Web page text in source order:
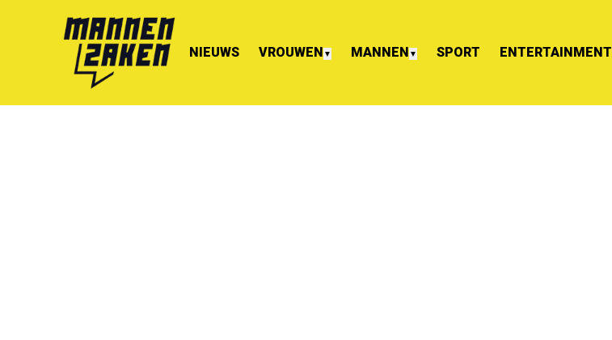
NIEUWS VROUWEN ▼ MANNEN ▼ SPORT ENTERTAINMENT